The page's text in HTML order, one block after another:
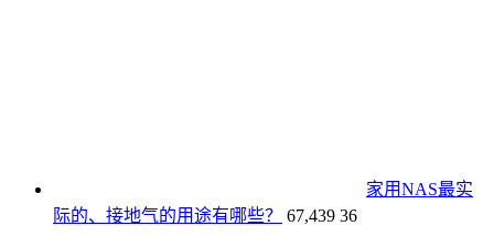
家用NAS最实
际的、接地气的用途有哪些？
67,439 36